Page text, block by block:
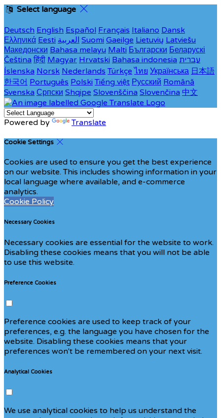
Select language
Deutsch English Español Français Italiano Dansk
Ελληνικά Eesti العربية Suomi Gaeilge Lietuvių Latviešu
Македонски Bahasa melayu Malti Български Беларускі
Čeština हिंदी Magyar Hrvatski Bahasa indonesia עברית
Íslenska Norsk Nederlands Türkçe ไทย Українська 日本語
한국어 Português Polski Tiếng việt Русский Română
Svenska Српски Shqipe Slovenščina Slovenčina 中文
Powered by Translate
Cookie Settings
Cookies are used to ensure you get the best experience
on our website. This includes showing information in your
local language where available, and e-commerce
analytics.
Cookie Policy
Necessary Cookies
Necessary cookies are essential for the website to work.
Disabling these cookies means that you will not be able
to use this website.
Preference Cookies
Preference cookies are used to keep track of your
preferences, e.g. the language you have chosen for the
website. Disabling these cookies means that your
preferences won't be remembered on your next visit.
Analytical Cookies
We use analytical cookies to help us understand the